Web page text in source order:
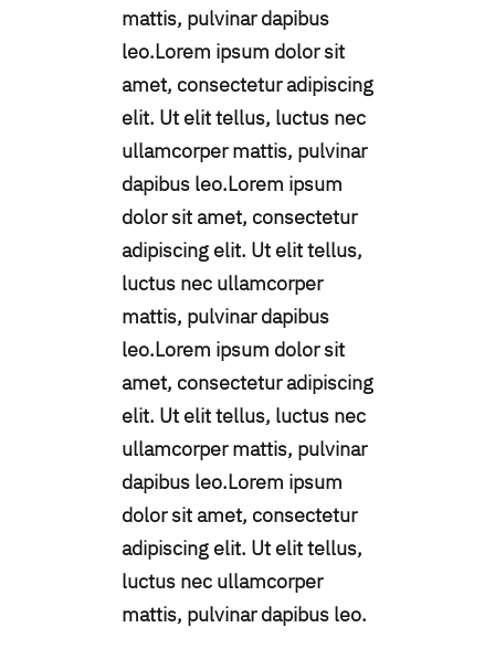
mattis, pulvinar dapibus
leo.Lorem ipsum dolor sit
amet, consectetur adipiscing
elit. Ut elit tellus, luctus nec
ullamcorper mattis, pulvinar
dapibus leo.Lorem ipsum
dolor sit amet, consectetur
adipiscing elit. Ut elit tellus,
luctus nec ullamcorper
mattis, pulvinar dapibus
leo.Lorem ipsum dolor sit
amet, consectetur adipiscing
elit. Ut elit tellus, luctus nec
ullamcorper mattis, pulvinar
dapibus leo.Lorem ipsum
dolor sit amet, consectetur
adipiscing elit. Ut elit tellus,
luctus nec ullamcorper
mattis, pulvinar dapibus leo.